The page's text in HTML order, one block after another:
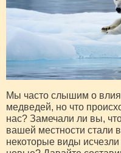
Мы часто слышим о
медведей, но что
нас? Замечали ли вы,
вашей местности стали
некоторые виды